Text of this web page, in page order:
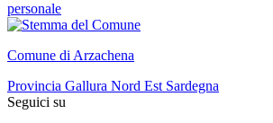
personale
Comune di Arzachena
Provincia Gallura Nord Est Sardegna
Seguici su